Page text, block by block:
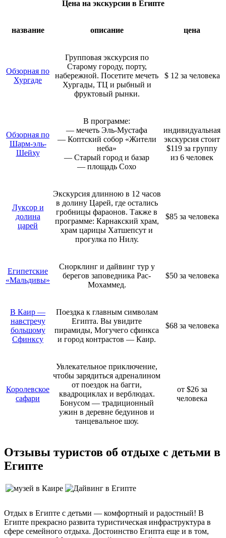
Цена на экскурсии в Египте
название описание цена
Обзорная по
Хургаде
Групповая экскурсия по
Старому городу, порту,
набережной. Посетите мечеть
Хургады, ТЦ и рыбный и
фруктовый рынки.
$ 12 за человека
Обзорная по
Шарм-эль-
Шейху
В программе:
— мечеть Эль-Мустафа
— Коптский собор «Жители
неба»
— Старый город и базар
— площадь Сохо
индивидуальная
экскурсия стоит
$119 за группу
из 6 человек
Луксор и
долина
царей
Экскурсия длинною в 12 часов
в долину Царей, где остались
гробницы фараонов. Также в
программе: Карнакский храм,
храм царицы Хатшепсут и
прогулка по Нилу.
$85 за человека
Египетские
«Мальдивы»
Снорклинг и дайвинг тур у
берегов заповедника Рас-
Мохаммед.
$50 за человека
В Каир —
навстречу
большому
Сфинксу
Поездка к главным символам
Египта. Вы увидите
пирамиды, Могучего сфинкса
и город контрастов — Каир.
$68 за человека
Королевское
сафари
Увлекательное приключение,
чтобы зарядиться адреналином
от поездок на багги,
квадроциклах и верблюдах.
Бонусом — традиционный
ужин в деревне бедуинов и
танцевальное шоу.
от $26 за
человека
Отзывы туристов об отдыхе с детьми в
Египте
Отдых в Египте с детьми — комфортный и радостный! В
Египте прекрасно развита туристическая инфраструктура в
сфере семейного отдыха. Достоинство Египта еще и в том,